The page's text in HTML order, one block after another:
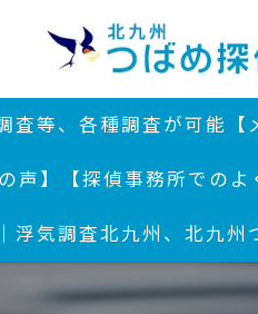
査等、各種調査が可能
声】 【探偵事務所でのよ
浮気調査北九州、北九州